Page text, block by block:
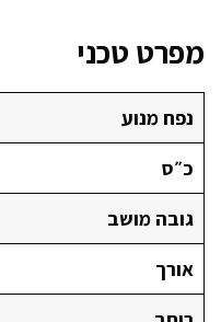
מפרט טכני
נפח מנוע
כ״ס
גובה מושב
אורך